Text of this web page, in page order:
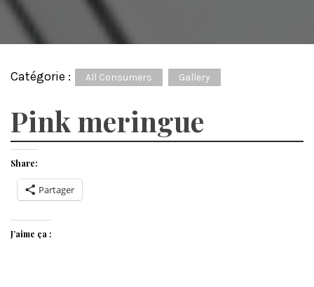
Catégorie : All Consumers Gallery
Pink meringue
Share:
Partager
J’aime ça :